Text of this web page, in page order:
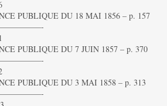
PUBLIQUE DU 18 MAI 1856 – p. 157
PUBLIQUE DU 7 JUIN 1857 – p. 370
PUBLIQUE DU 3 MAI 1858 – p. 313